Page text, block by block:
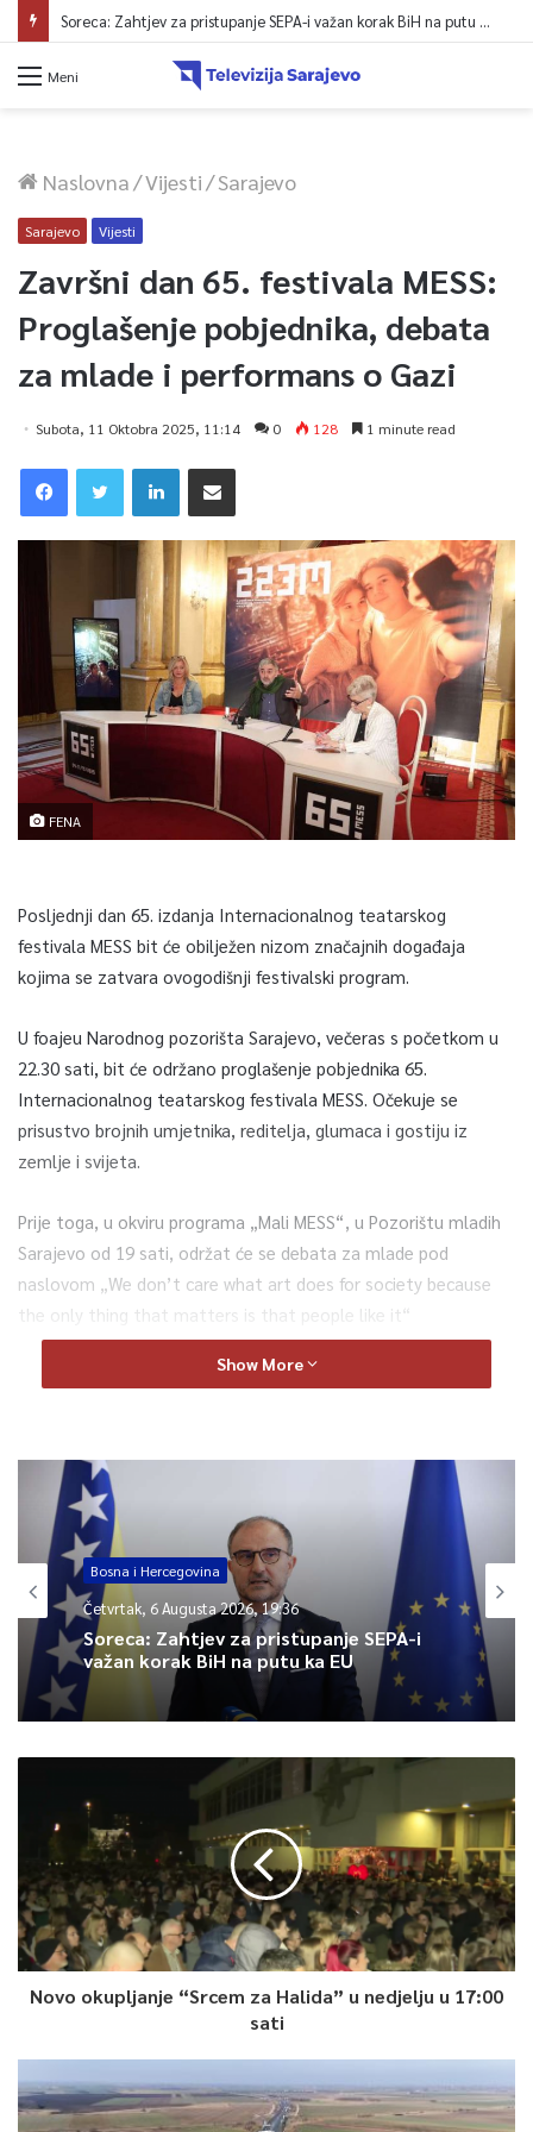
Soreca: Zahtjev za pristupanje SEPA-i važan korak BiH na putu ka EU
Meni
Naslovna/Vijesti/Sarajevo
Sarajevo Vijesti
Završni dan 65. festivala MESS:
Proglašenje pobjednika, debata
za mlade i performans o Gazi
Subota, 11 Oktobra 2025, 11:14 0 128 1 minute read
FENA
Posljednji dan 65. izdanja Internacionalnog teatarskog
festivala MESS bit će obilježen nizom značajnih događaja
kojima se zatvara ovogodišnji festivalski program.
U foajeu Narodnog pozorišta Sarajevo, večeras s početkom u
22.30 sati, bit će održano proglašenje pobjednika 65.
Internacionalnog teatarskog festivala MESS. Očekuje se
prisustvo brojnih umjetnika, reditelja, glumaca i gostiju iz
zemlje i svijeta.
Prije toga, u okviru programa „Mali MESS“, u Pozorištu mladih
Sarajevo od 19 sati, održat će se debata za mlade pod
naslovom „We don’t care what art does for society because
the only thing that matters is that people like it“
(„Ne brinemo šta umjetnost čini za društvo jer je jedino važno
Altera Lingua, s ciljem poticanja kritičkog razmišljanja,
argumentovane diskusije i razvoja konverzacijskih vještina
tinejdžera.
Program završnog dana počet će performansom u okviru
Sarajevskog paviljona „Gaza Bijenale“, koji će biti izveden u
Collegium Artisticumu u 14:30 sati.
Riječ je o performansu Mahmouda AlBalawija, nastalom u
Ovogodišnji MESS još jednom potvrđuje svoj status
najznačajnije teatarske manifestacije u regionu, koja spaja
umjetnike, publiku i društvene teme kroz univerzalni jezik
teatra.
0
Article Rating
Show More
Bosna i Hercegovina
Četvrtak, 6 Augusta 2026, 19:36
Soreca: Zahtjev za pristupanje SEPA-i
važan korak BiH na putu ka EU
Novo okupljanje “Srcem za Halida” u nedjelju u 17:00
sati